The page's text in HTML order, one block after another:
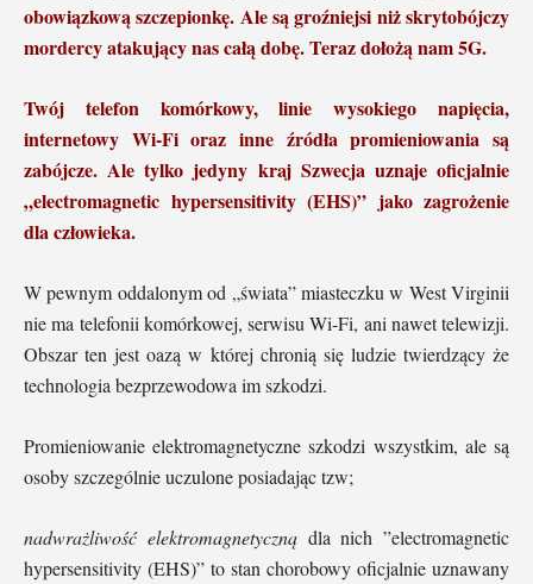
obowiązkową szczepionkę. Ale są groźniejsi niż skrytobójczy
mordercy atakujący nas całą dobę. Teraz dołożą nam 5G.
Twój telefon komórkowy, linie wysokiego napięcia,
internetowy Wi-Fi oraz inne źródła promieniowania są
zabójcze. Ale tylko jedyny kraj Szwecja uznaje oficjalnie
„electromagnetic hypersensitivity (EHS)” jako zagrożenie
dla człowieka.
W pewnym oddalonym od „świata” miasteczku w West Virginii
nie ma telefonii komórkowej, serwisu Wi-Fi, ani nawet telewizji.
Obszar ten jest oazą w której chronią się ludzie twierdzący że
technologia bezprzewodowa im szkodzi.
Promieniowanie elektromagnetyczne szkodzi wszystkim, ale są
osoby szczególnie uczulone posiadając tzw;
nadwrażliwość elektromagnetycznądla nich ”electromagnetic
hypersensitivity (EHS)” to stan chorobowy oficjalnie uznawany